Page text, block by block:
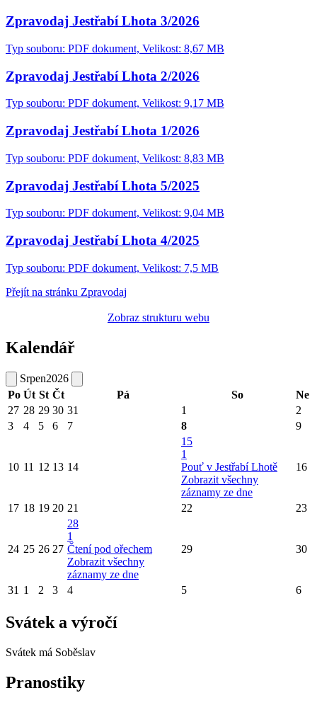
Zpravodaj Jestřabí Lhota 3/2026
Typ souboru: PDF dokument, Velikost: 8,67 MB
Zpravodaj Jestřabí Lhota 2/2026
Typ souboru: PDF dokument, Velikost: 9,17 MB
Zpravodaj Jestřabí Lhota 1/2026
Typ souboru: PDF dokument, Velikost: 8,83 MB
Zpravodaj Jestřabí Lhota 5/2025
Typ souboru: PDF dokument, Velikost: 9,04 MB
Zpravodaj Jestřabí Lhota 4/2025
Typ souboru: PDF dokument, Velikost: 7,5 MB
Přejít na stránku Zpravodaj
Zobraz strukturu webu
Kalendář
Srpen2026
Po Út St Čt Pá So
Ne
27 28 29 30 31 1
2
3
4 5 6 7 8 9
10 11 12 13 14
15
1
Pouť v Jestřabí Lhotě
Zobrazit všechny
záznamy ze dne
16
17 18 19 20 21 22 23
24 25 26 27
28
1
Čtení pod ořechem
Zobrazit všechny
záznamy ze dne
29 30
31 1 2 3 4 5 6
Svátek a výročí
Svátek má Soběslav
Pranostiky